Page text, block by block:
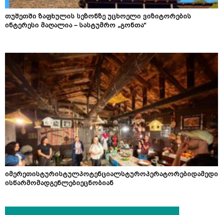
თუშეთში ზაფხულის სეზონზე უცხოელი ვიზიტორების
ინტერესი მაღალია – სასტუმრო „გონთა“
იმერეთისტურისტულპოტენციალსტუროპერატორებიდამედი
ისწარმომადგენლებიეცნობიან